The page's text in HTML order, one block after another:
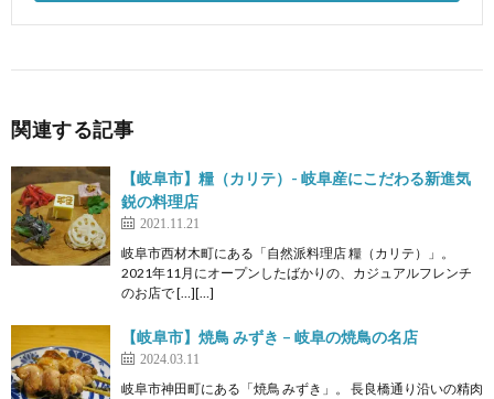
関連する記事
【岐阜市】糧（カリテ）- 岐阜産にこだわる新進気
鋭の料理店
2021.11.21
岐阜市西材木町にある「自然派料理店 糧（カリテ）」。
2021年11月にオープンしたばかりの、カジュアルフレンチ
のお店で […][…]
【岐阜市】焼鳥 みずき – 岐阜の焼鳥の名店
2024.03.11
岐阜市神田町にある「焼鳥 みずき」。 長良橋通り沿いの精肉